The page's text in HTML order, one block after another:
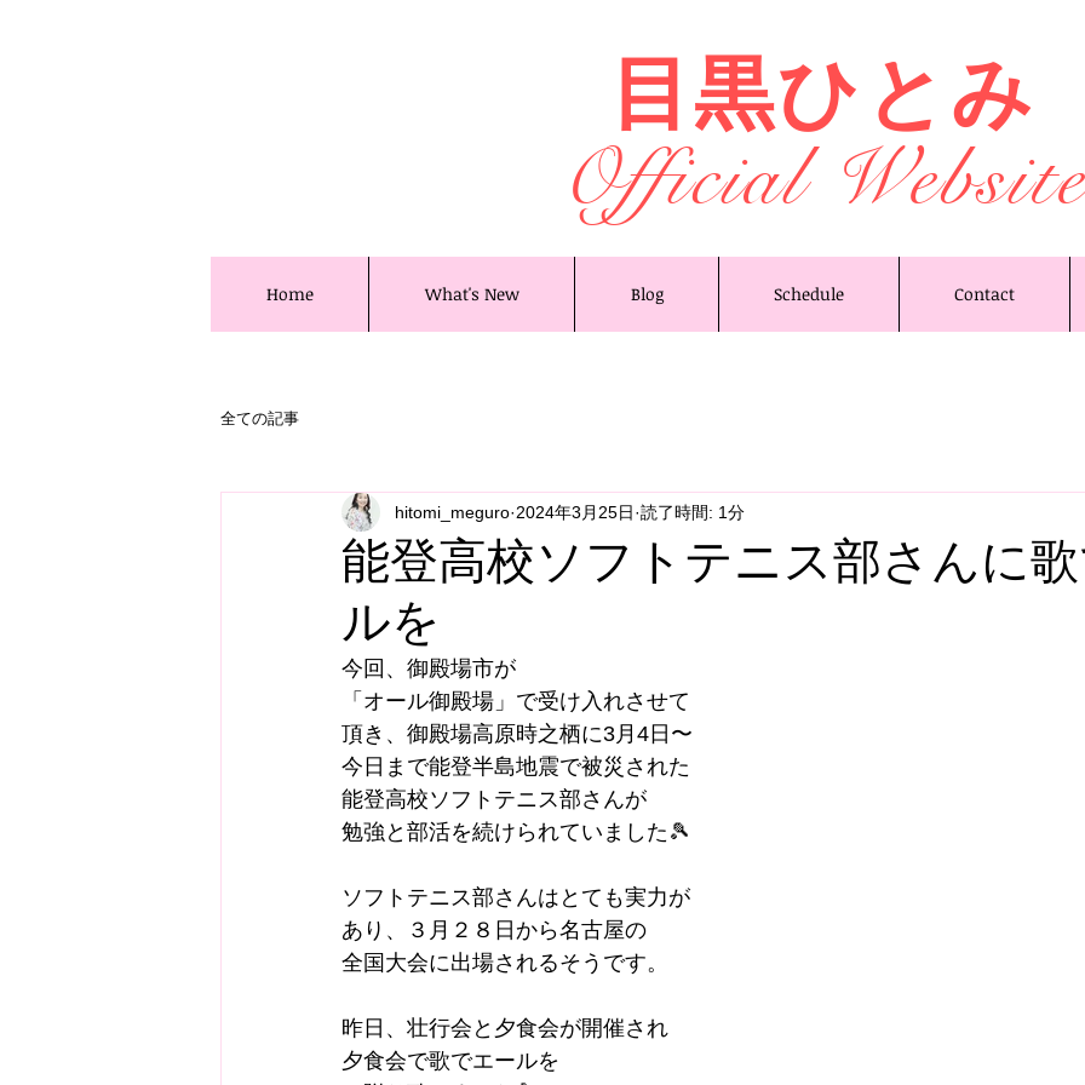
目黒ひとみ
Official
Home What's New Blog Schedule Contact
全ての記事
能登高校ソフトテニス部さんに
ルを
hitomi_meguro 2024年3月25日 読了時間: 1分
今回、御殿場市が
「オール御殿場」で受け入れさせて
頂き、御殿場高原時之栖に3月4日〜
今日まで能登半島地震で被災された
能登高校ソフトテニス部さんが
勉強と部活を続けられていました🎾
ソフトテニス部さんはとても実力が
あり、３月２８日から名古屋の
全国大会に出場されるそうです。
昨日、壮行会と夕食会が開催され
夕食会で歌でエールを